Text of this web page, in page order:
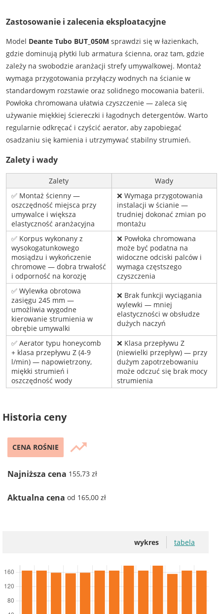
Zastosowanie i zalecenia eksploatacyjne
Model Deante Tubo BUT_050M sprawdzi się w łazienkach,
gdzie dominują płytki lub armatura ścienna, oraz tam, gdzie
zależy na swobodzie aranżacji strefy umywalkowej. Montaż
wymaga przygotowania przyłączy wodnych na ścianie w
standardowym rozstawie oraz solidnego mocowania baterii.
Powłoka chromowana ułatwia czyszczenie — zaleca się
używanie miękkiej ściereczki i łagodnych detergentów. Warto
regularnie odkręcać i czyścić aerator, aby zapobiegać
osadzaniu się kamienia i utrzymywać stabilny strumień.
Zalety i wady
Zalety
Wady
✅ Montaż ścienny —
oszczędność miejsca przy
umywalce i większa
elastyczność aranżacyjna
❌ Wymaga przygotowania
instalacji w ścianie —
trudniej dokonać zmian po
montażu
✅ Korpus wykonany z
wysokogatunkowego
mosiądzu i wykończenie
chromowe — dobra trwałość
i odporność na korozję
❌ Powłoka chromowana
może być podatna na
widoczne odciski palców i
wymaga częstszego
czyszczenia
✅ Wylewka obrotowa
zasięgu 245 mm —
umożliwia wygodne
kierowanie strumienia w
obrębie umywalki
❌ Brak funkcji wyciągania
wylewki — mniej
elastyczności w obsłudze
dużych naczyń
✅ Aerator typu honeycomb
+ klasa przepływu Z (4-9
l/min) — napowietrzony,
miękki strumień i
oszczędność wody
❌ Klasa przepływu Z
(niewielki przepływ) — przy
dużym zapotrzebowaniu
może odczuć się brak mocy
strumienia
Historia ceny
CENA ROŚNIE trending_up
Najniższa cena 155,73 zł
Aktualna cena od 165,00 zł
wykres tabela